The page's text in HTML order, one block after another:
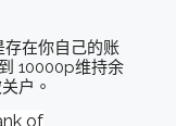
在你自己的账
10000p维持余
户。
of